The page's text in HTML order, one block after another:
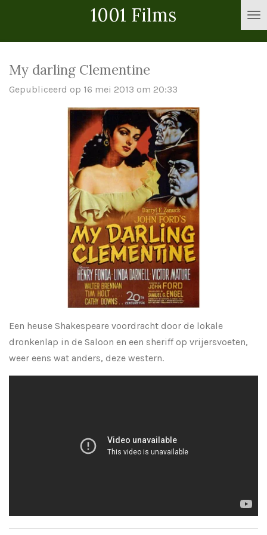
hoofdinhoud
1001 Films
My darling Clementine
Gepubliceerd op 16 mei 2013 om 20:33
Een heuse Shakespeare voordracht door de lokale
dronkenlap in de Saloon en een sheriff op vrijersvoeten,
weer eens wat anders, deze western.